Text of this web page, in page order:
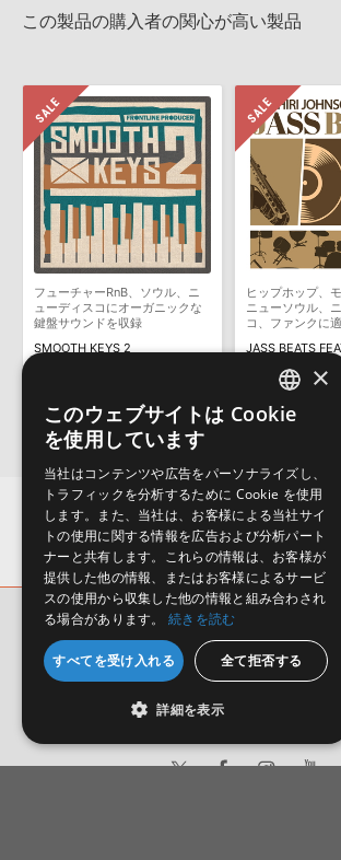
きます際には、NTFSやHFS＋でフォーマット
いただく必要がございます。
知らせするメールの2通が送信されます。メー
ます説明に沿って、製品のダウンロード／導入
サンプルパック製品には、原則として日本語版
用意しておりません。ご購入後のご不明点や詳
わせなどはテクニカルサポート
までご連絡くだ
デモソングは、製品収録サウンドを使ってでき
めのデモンストレーション用の楽曲です。原則
そのものをお使いいただくことはできません
構成する全てのサウンドが、サンプルパックに
保証するものではありません。
しかねます。
2022.06.06
おります。ご覧頂くには、該当する製品をご購入頂く
PIANO HOUSE GROOVES MELODIES VOL 4
この製品の購入者の関心が高い製品
フューチャーRnB、ソウル、ニ
ューディスコにオーガニックな
鍵盤サウンドを収録
SMOOTH KEYS 2
ヒップホップ、
ニューソウル、
コ、ファンクに
¥6,391
134pt
サンプルパック PIANO HOUSE GROOVES
会社概要 環境保護（CSR）への取り組み
特定商取引
サイト動作環境
利用規約 個人情報の保護について
ENGLISH
×
このウェブサイトは Cookie
を使用しています
当社はコンテンツや広告をパーソナライズし、
トラフィックを分析するために Cookie を使用
します。また、当社は、お客様による当社サイ
トの使用に関する情報を広告および分析パート
ナーと共有します。これらの情報は、お客様が
提供した他の情報、またはお客様によるサービ
スの使用から収集した他の情報と組み合わされ
る場合があります。
続きを読む
すべてを受け入れる 全て拒否する
詳細を表示